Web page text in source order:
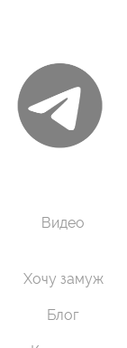
Видео
Хочу замуж
Блог